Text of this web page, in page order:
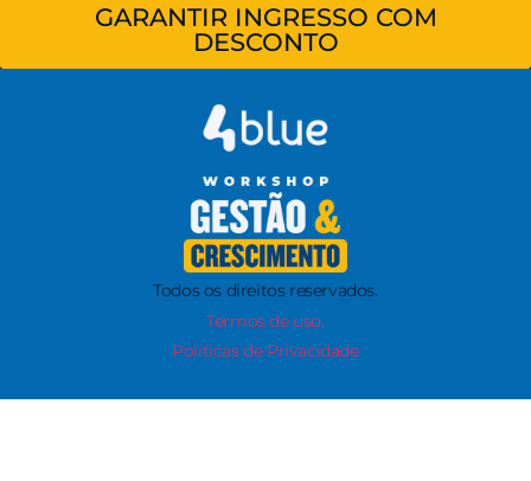
GARANTIR INGRESSO COM
DESCONTO
Todos os direitos reservados.
Termos de uso.
Políticas de Privacidade